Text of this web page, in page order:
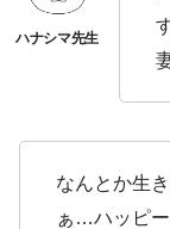
なんとか生
ぁ…ハッピー